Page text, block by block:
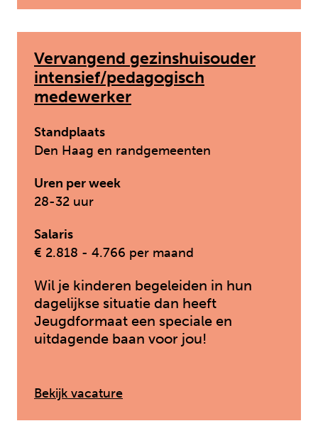
Vervangend gezinshuisouder
intensief/pedagogisch
medewerker
Standplaats
Den Haag en randgemeenten
Uren per week
28-32 uur
Salaris
€ 2.818 - 4.766 per maand
Wil je kinderen begeleiden in hun
dagelijkse situatie dan heeft
Jeugdformaat een speciale en
uitdagende baan voor jou!
Bekijk vacature: Vervangend gezinshuisouder